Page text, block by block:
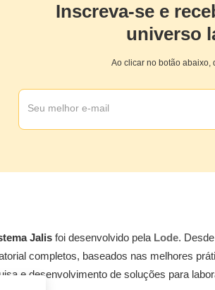
Inscreva-se e
universo
Ao clicar no botão abaixo,
Jalis foi desenvolvido pela Lode.
completos, baseados nas melhores
e desenvolvimento de soluções para